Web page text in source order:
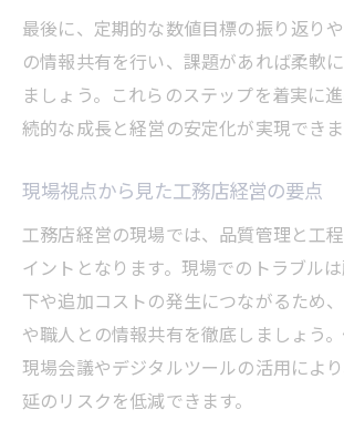
最後に、定期的な数値目標の振り返り
の情報共有を行い、課題があれば柔軟
ましょう。これらのステップを着実に
続的な成長と経営の安定化が実現できま
現場視点から見た工務店経営の要点
工務店経営の現場では、品質管理と工
イントとなります。現場でのトラブル
下や追加コストの発生につながるため
や職人との情報共有を徹底しましょう
現場会議やデジタルツールの活用によ
延のリスクを低減できます。